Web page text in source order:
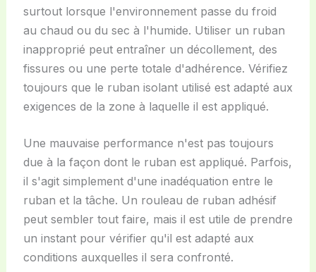
surtout lorsque l'environnement passe du froid
au chaud ou du sec à l'humide. Utiliser un ruban
inapproprié peut entraîner un décollement, des
fissures ou une perte totale d'adhérence. Vérifiez
toujours que le ruban isolant utilisé est adapté aux
exigences de la zone à laquelle il est appliqué.
Une mauvaise performance n'est pas toujours
due à la façon dont le ruban est appliqué. Parfois,
il s'agit simplement d'une inadéquation entre le
ruban et la tâche. Un rouleau de ruban adhésif
peut sembler tout faire, mais il est utile de prendre
un instant pour vérifier qu'il est adapté aux
conditions auxquelles il sera confronté.